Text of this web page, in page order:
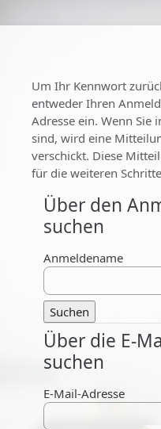
Um Ihr Kennwort
entweder Ihren
Adresse ein. Wenn Sie
sind, wird eine
verschickt. Diese
für die weiteren
Über den
Über den
suchen
Anmeldename
Über die E-
Über die E-
suchen
E-Mail-Adresse